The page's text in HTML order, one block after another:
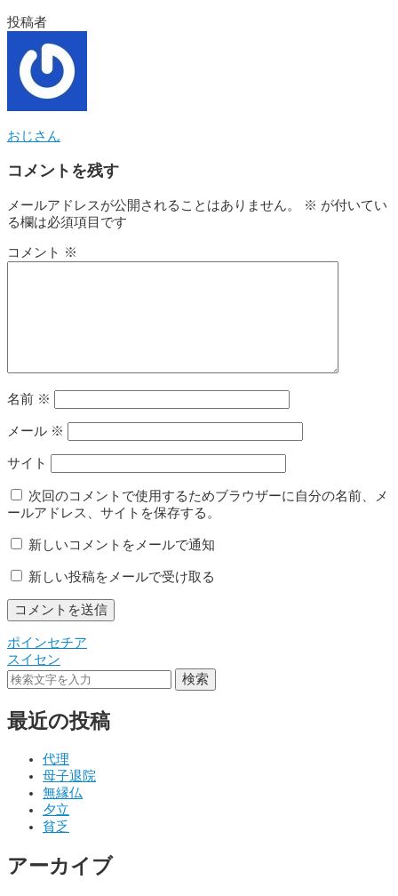
投稿者
おじさん
コメントを残す
メールアドレスが公開されることはありません。 ※ が付いてい
る欄は必須項目です
コメント ※
名前 ※
メール ※
サイト
次回のコメントで使用するためブラウザーに自分の名前、メ
ールアドレス、サイトを保存する。
新しいコメントをメールで通知
新しい投稿をメールで受け取る
投
稿
ビ
ン
ポインセチア
スイセン
検索
最近の投稿
代理
母子退院
無縁仏
夕立
貧乏
アーカイブ